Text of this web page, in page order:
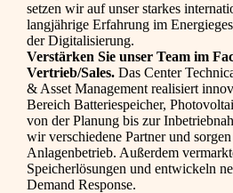
setzen wir auf unser starkes
langjährige Erfahrung im
der Digitalisierung.
Verstärken Sie unser Team im
Vertrieb/Sales. Das Center
& Asset Management realisiert
Bereich Batteriespeicher,
von der Planung bis zur
wir verschiedene Partner und
Anlagenbetrieb. Außerdem
Speicherlösungen und entwickeln
Demand Response.